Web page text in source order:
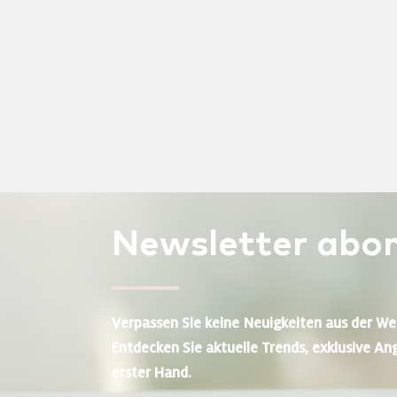
Newsletter
Verpassen Sie keine Neuigkeiten aus der
Entdecken Sie aktuelle Trends, exklusive
erster Hand.